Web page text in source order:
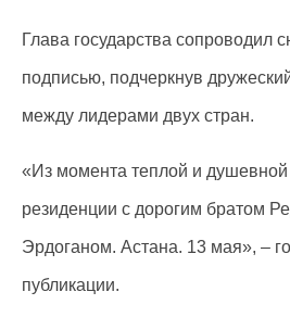
Глава государства сопроводил
подписью, подчеркнув
между лидерами двух стран.
«Из момента теплой и
резиденции с дорогим братом
Эрдоганом. Астана. 13 мая», –
публикации.